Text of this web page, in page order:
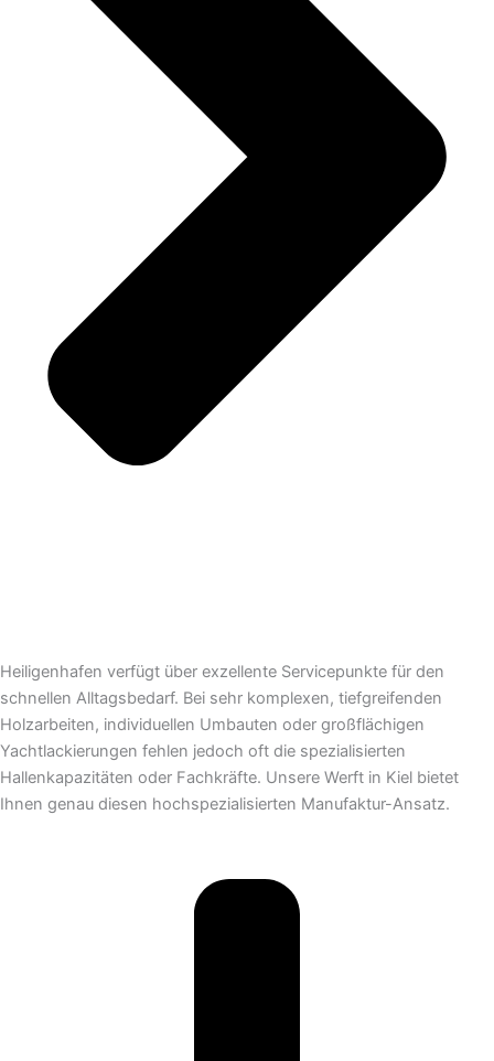
Heiligenhafen verfügt über exzellente Servicepunkte für den
schnellen Alltagsbedarf. Bei sehr komplexen, tiefgreifenden
Holzarbeiten, individuellen Umbauten oder großflächigen
Yachtlackierungen fehlen jedoch oft die spezialisierten
Hallenkapazitäten oder Fachkräfte. Unsere Werft in Kiel bietet
Ihnen genau diesen hochspezialisierten Manufaktur-Ansatz.